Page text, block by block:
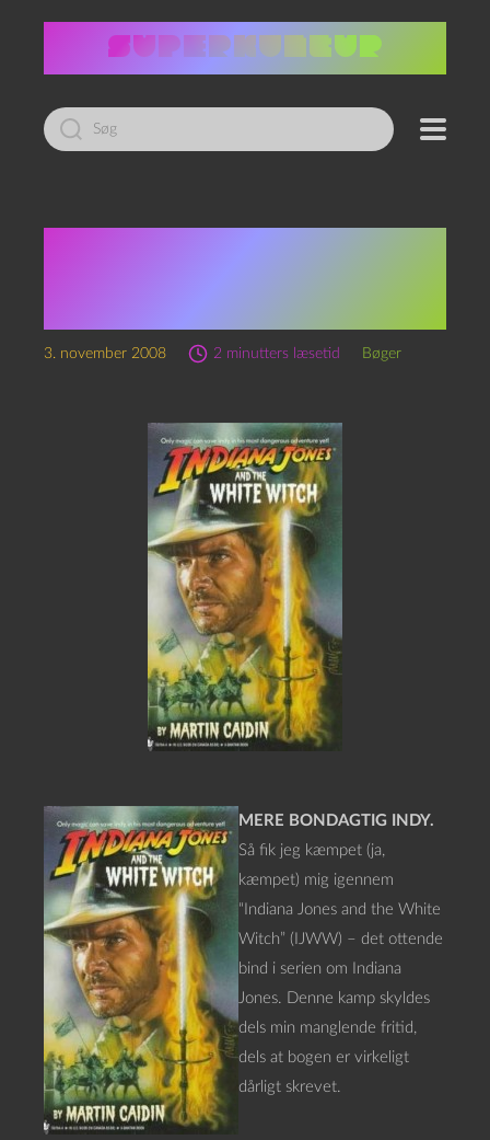
Led
efter:
3. november 2008 2 minutters læsetid Bøger
MERE BONDAGTIG INDY.
Så fik jeg kæmpet (ja,
kæmpet) mig igennem
“Indiana Jones and the White
Witch” (IJWW) – det ottende
bind i serien om Indiana
Jones. Denne kamp skyldes
dels min manglende fritid,
dels at bogen er virkeligt
dårligt skrevet.